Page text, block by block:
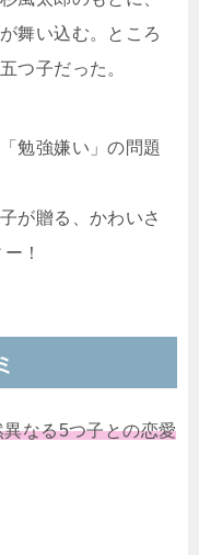
舞い込む。ところ
つ子だった。
勉強嫌い」の問題
が贈る、かわいさ
！
なる5つ子との恋愛